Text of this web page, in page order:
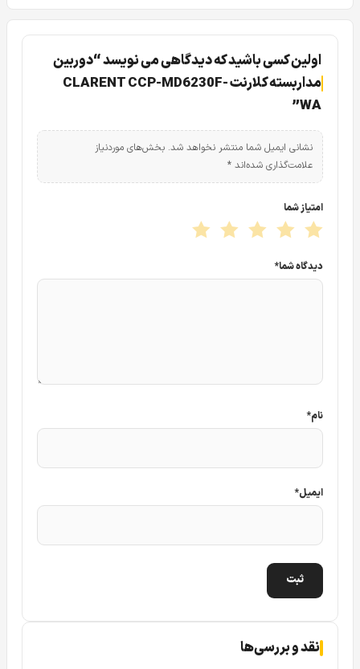
این قابلیت برایش فراهم شده تا به یکی از فرمت های تصویر
جنس بدنه دوربین CCP-MD6230F-WA
نقد و بررسی‌ها
اولین کسی باشید که دیدگاهی می نویسد “دوربین
مداربسته کلارنت CLARENT CCP-MD6230F-
WA”
نشانی ایمیل شما منتشر نخواهد شد. بخش‌های موردنیاز
علامت‌گذاری شده‌اند *
امتیاز شما
دیدگاه شما*
نام*
ایمیل*